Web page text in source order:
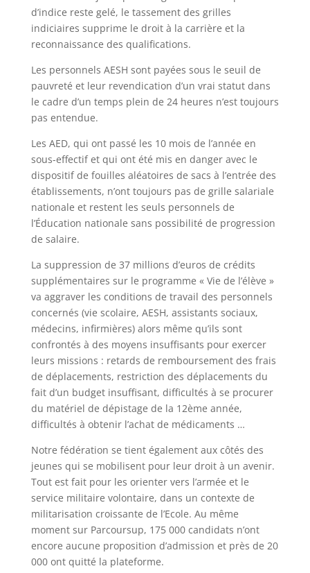
d’indice reste gelé, le tassement des grilles
indiciaires supprime le droit à la carrière et la
reconnaissance des qualifications.
Les personnels AESH sont payées sous le seuil de
pauvreté et leur revendication d’un vrai statut dans
le cadre d’un temps plein de 24 heures n’est toujours
pas entendue.
Les AED, qui ont passé les 10 mois de l’année en
sous-effectif et qui ont été mis en danger avec le
dispositif de fouilles aléatoires de sacs à l’entrée des
établissements, n’ont toujours pas de grille salariale
nationale et restent les seuls personnels de
l’Éducation nationale sans possibilité de progression
de salaire.
La suppression de 37 millions d’euros de crédits
supplémentaires sur le programme « Vie de l’élève »
va aggraver les conditions de travail des personnels
concernés (vie scolaire, AESH, assistants sociaux,
médecins, infirmières) alors même qu’ils sont
confrontés à des moyens insuffisants pour exercer
leurs missions : retards de remboursement des frais
de déplacements, restriction des déplacements du
fait d’un budget insuffisant, difficultés à se procurer
du matériel de dépistage de la 12ème année,
difficultés à obtenir l’achat de médicaments …
Notre fédération se tient également aux côtés des
jeunes qui se mobilisent pour leur droit à un avenir.
Tout est fait pour les orienter vers l’armée et le
service militaire volontaire, dans un contexte de
militarisation croissante de l’Ecole. Au même
moment sur Parcoursup, 175 000 candidats n’ont
encore aucune proposition d’admission et près de 20
000 ont quitté la plateforme.